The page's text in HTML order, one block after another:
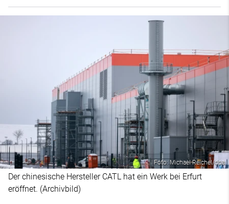
Foto: Michael Reichel/dpa
Der chinesische Hersteller CATL hat ein Werk bei Erfurt
eröffnet. (Archivbild)